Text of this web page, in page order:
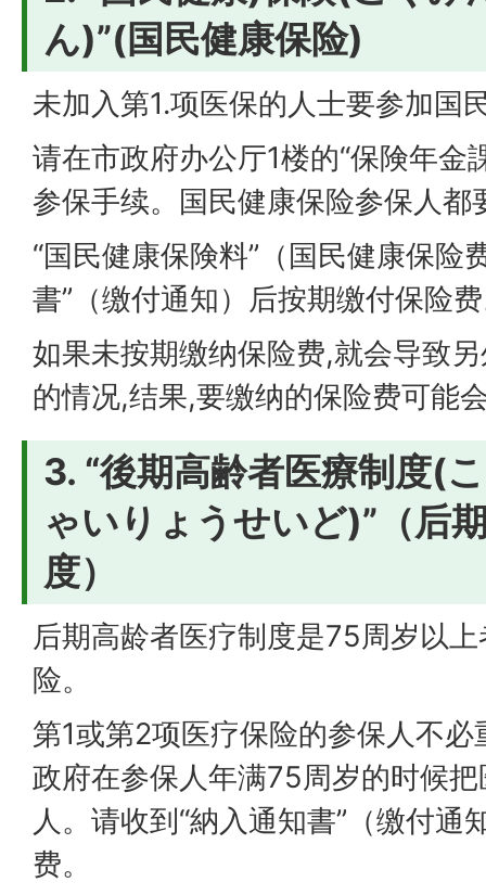
ん)”(国民健康保险)
未加入第1.项医保的人士要参加国
请在市政府办公厅1楼的“保険年金
参保手续。国民健康保险参保人都
“国民健康保険料”（国民健康保险
書”（缴付通知）后按期缴付保险
如果未按期缴纳保险费,就会导致
的情况,结果,要缴纳的保险费可能
3. “後期高齢者医療制度(
ゃいりょうせいど)”（后
度）
后期高龄者医疗制度是75周岁以
险。
第1或第2项医疗保险的参保人不
政府在参保人年满75周岁的时候
人。请收到“納入通知書”（缴付通
费。